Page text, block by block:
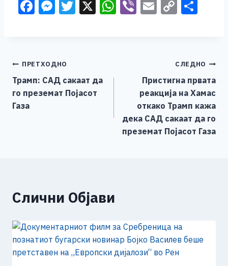
F
b
o
M
n
g
T X W Vi E C
Li
n
k
Навигација
на
напис
ПРЕТХОДНО
Трамп: САД сакаат да
го преземат Појасот
Газа
СЛЕДНО
Пристигна првата
реакција на Хамас
откако Трамп кажа
дека САД сакаат да го
преземат Појасот Газа
Слични Објави